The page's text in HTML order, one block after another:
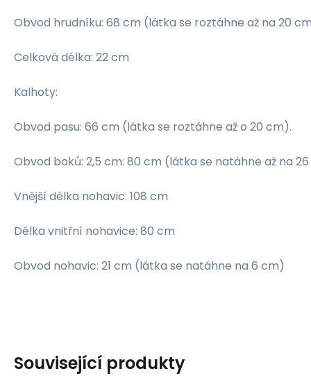
Obvod hrudníku: 68 cm (látka se roztáhne až na 20
Celková délka: 22 cm
Kalhoty:
Obvod pasu: 66 cm (látka se roztáhne až o 20 cm).
Obvod boků: 2,5 cm: 80 cm (látka se natáhne až na
Vnější délka nohavic: 108 cm
Délka vnitřní nohavice: 80 cm
Obvod nohavic: 21 cm (látka se natáhne na 6 cm)
Související produkty